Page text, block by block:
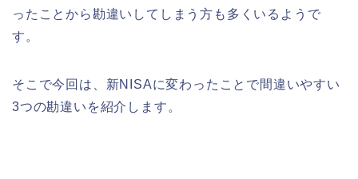
ったことから勘違いしてしまう方も多くいるようで
す。
そこで今回は、新NISAに変わったことで間違いやすい
3つの勘違いを紹介します。